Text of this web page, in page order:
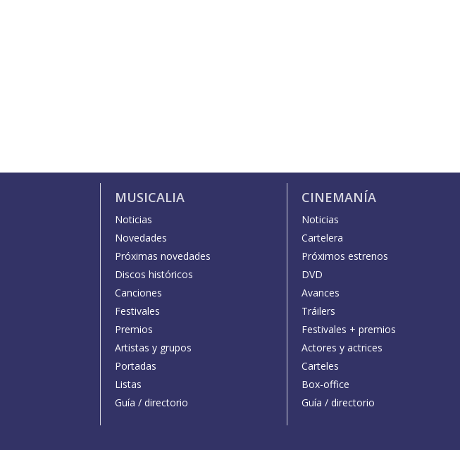
MUSICALIA
Noticias
Novedades
Próximas novedades
Discos históricos
Canciones
Festivales
Premios
Artistas y grupos
Portadas
Listas
Guía / directorio
CINEMANÍA
Noticias
Cartelera
Próximos estrenos
DVD
Avances
Tráilers
Festivales + premios
Actores y actrices
Carteles
Box-office
Guía / directorio